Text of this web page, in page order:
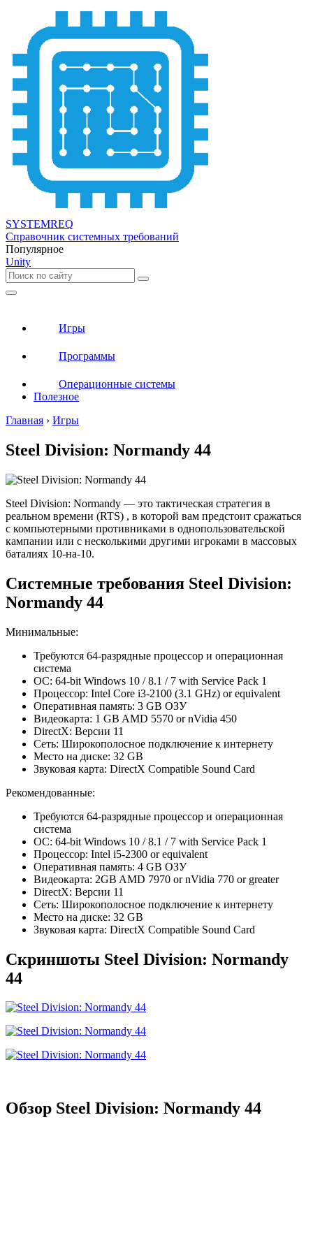
SYSTEMREQ
Справочник системных требований
Популярное
Unity
Игры
Программы
Операционные системы
Полезное
Главная › Игры
Steel Division: Normandy 44
Steel Division: Normandy — это тактическая стратегия в
реальном времени (RTS) , в которой вам предстоит сражаться
с компьютерными противниками в однопользовательской
кампании или с несколькими другими игроками в массовых
баталиях 10-на-10.
Системные требования Steel Division:
Normandy 44
Минимальные:
Требуются 64-разрядные процессор и операционная
система
ОС: 64-bit Windows 10 / 8.1 / 7 with Service Pack 1
Процессор: Intel Core i3-2100 (3.1 GHz) or equivalent
Оперативная память: 3 GB ОЗУ
Видеокарта: 1 GB AMD 5570 or nVidia 450
DirectX: Версии 11
Сеть: Широкополосное подключение к интернету
Место на диске: 32 GB
Звуковая карта: DirectX Compatible Sound Card
Рекомендованные:
Требуются 64-разрядные процессор и операционная
система
ОС: 64-bit Windows 10 / 8.1 / 7 with Service Pack 1
Процессор: Intel i5-2300 or equivalent
Оперативная память: 4 GB ОЗУ
Видеокарта: 2GB AMD 7970 or nVidia 770 or greater
DirectX: Версии 11
Сеть: Широкополосное подключение к интернету
Место на диске: 32 GB
Звуковая карта: DirectX Compatible Sound Card
Скриншоты Steel Division: Normandy
44
Обзор Steel Division: Normandy 44